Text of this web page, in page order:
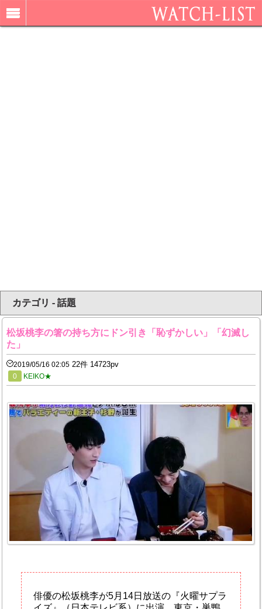
カテゴリ - 話題
松坂桃李の箸の持ち方にドン引き「恥ずかしい」「幻滅し
た」
2019/05/16 02:05 22件 14723pv
0 KEIKO★
俳優の松坂桃李が5月14日放送の『火曜サプラ